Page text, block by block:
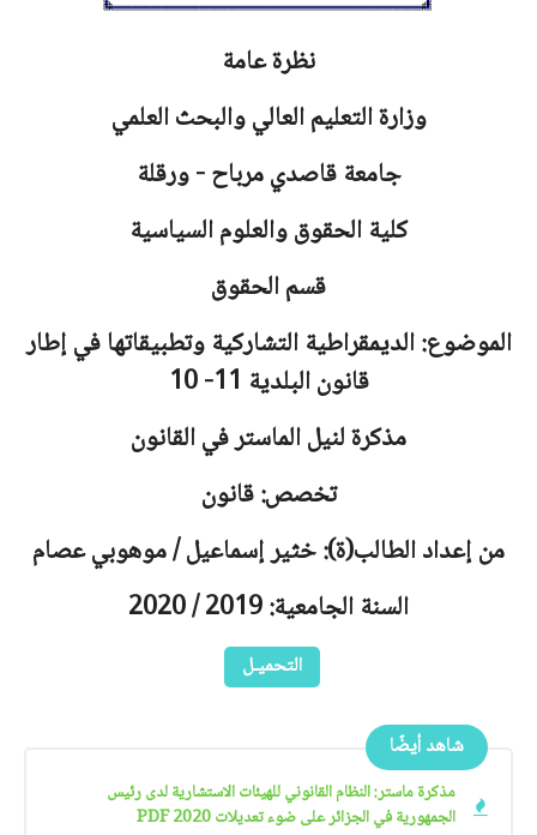
نظرة عامة
وزارة التعليم العالي والبحث العلمي
جامعةقاصدي مرباح - ورقلة
كلية الحقوق والعلوم السياسية
قسم الحقوق
الموضوع: الديمقراطية التشاركية وتطبيقاتها في إطار
قانون البلدية 11- 10
مذكرة لنيل الماستر في القانون
تخصص: قانون
من إعداد الطالب(ة): خثير إسماعيل / موهوبي عصام
السنة الجامعية: 2019 / 2020
التحميـل
شاهد أيضًا
مذكرة ماستر: النظام القانوني للهيئات الاستشارية لدى رئيس
الجمهورية في الجزائر على ضوء تعديلات 2020 PDF